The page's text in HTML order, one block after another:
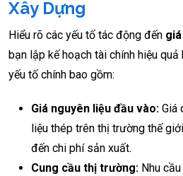
Xây Dựng
Hiểu rõ các yếu tố tác động đến
bạn lập kế hoạch tài chính hiệu
yếu tố chính bao gồm:
Giá nguyên liệu đầu vào: Giá
liệu thép trên thị trường thế
đến chi phí sản xuất.
Cung cầu thị trường: Nhu